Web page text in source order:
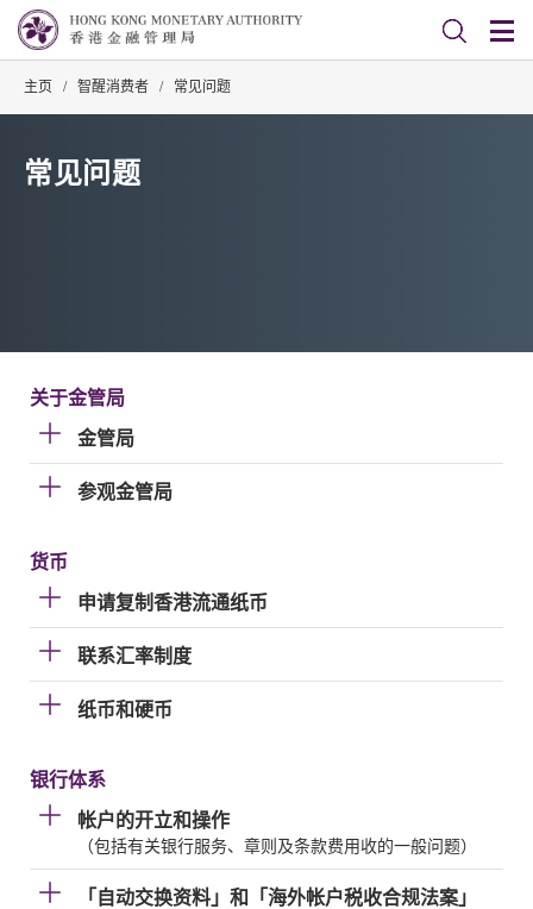
主页 / 智醒消费者 / 常见问题
常见问题
关于金管局
金管局
参观金管局
货币
申请复制香港流通纸币
联系汇率制度
纸币和硬币
银行体系
帐户的开立和操作
（包括有关银行服务、章则及条款费用收的一般问题）
「自动交换资料」和「海外帐户税收合规法案」